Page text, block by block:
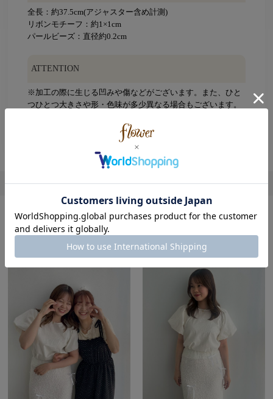
全長：約37.5cm(アジャスター含め計測)
リボンモチーフ：約1×1cm
パールビーズ：直径約0.2cm
ATTENTION
※加工の際に生じる凹みや傷などがございます。また、ひと
つひとつ大きさや形・色味が多少異なる場合もございます。
※こちらの商品はインポート商品です。
レビューを書く
この商品を使用したコーディネート